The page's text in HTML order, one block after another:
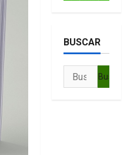
BUSCAR
Buscar: